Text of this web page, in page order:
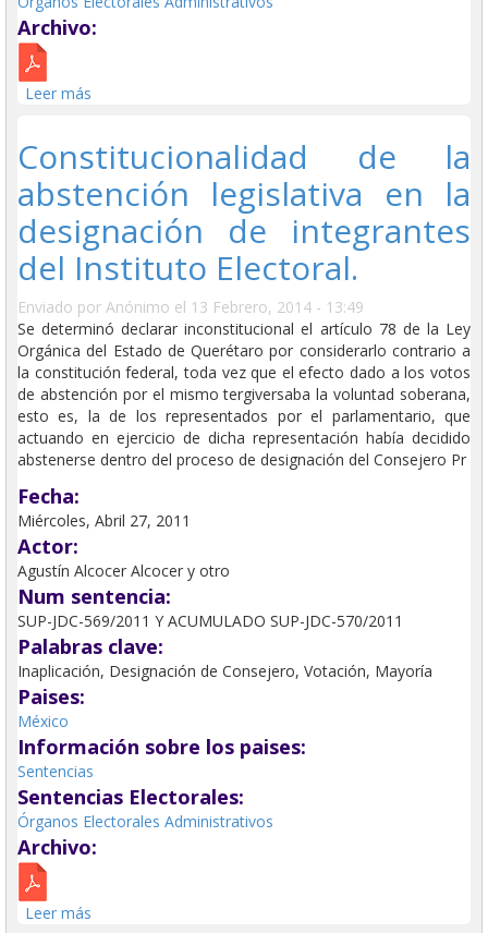
Archivo:
Leer más
Constitucionalidad de la
abstención legislativa en la
designación de integrantes
del Instituto Electoral.
Enviado por Anónimo el 13 Febrero, 2014 - 13:49
Se determinó declarar inconstitucional el artículo 78 de la Ley
Orgánica del Estado de Querétaro por considerarlo contrario a
la constitución federal, toda vez que el efecto dado a los votos
de abstención por el mismo tergiversaba la voluntad soberana,
esto es, la de los representados por el parlamentario, que
actuando en ejercicio de dicha representación había decidido
abstenerse dentro del proceso de designación del Consejero Pr
Fecha:
Miércoles, Abril 27, 2011
Actor:
Agustín Alcocer Alcocer y otro
Num sentencia:
SUP-JDC-569/2011 Y ACUMULADO SUP-JDC-570/2011
Palabras clave:
Inaplicación, Designación de Consejero, Votación, Mayoría
Paises:
México
Información sobre los paises:
Sentencias
Sentencias Electorales:
Órganos Electorales Administrativos
Archivo:
Leer más